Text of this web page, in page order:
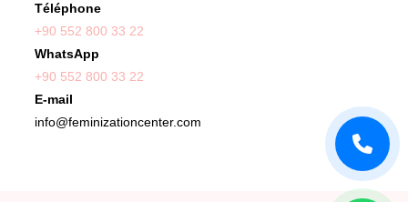
Téléphone
+90 552 800 33 22
WhatsApp
+90 552 800 33 22
E-mail
info@feminizationcenter.com